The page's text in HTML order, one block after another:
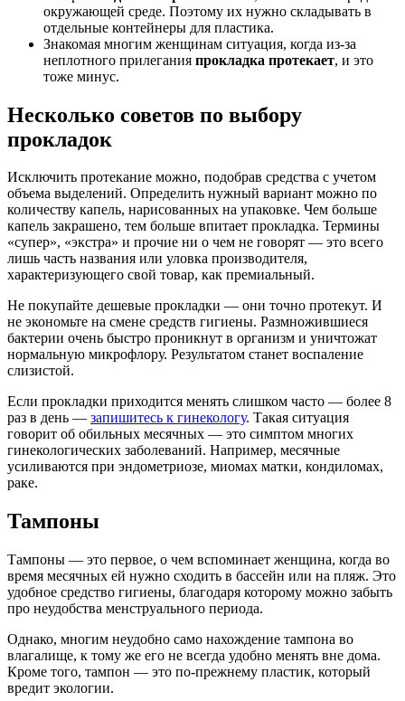
окружающей среде. Поэтому их нужно складывать в
отдельные контейнеры для пластика.
Знакомая многим женщинам ситуация, когда из-за
неплотного прилегания прокладка протекает, и это
тоже минус.
Несколько советов по выбору
прокладок
Исключить протекание можно, подобрав средства с учетом
объема выделений. Определить нужный вариант можно по
количеству капель, нарисованных на упаковке. Чем больше
капель закрашено, тем больше впитает прокладка. Термины
«супер», «экстра» и прочие ни о чем не говорят — это всего
лишь часть названия или уловка производителя,
характеризующего свой товар, как премиальный.
Не покупайте дешевые прокладки — они точно протекут. И
не экономьте на смене средств гигиены. Размножившиеся
бактерии очень быстро проникнут в организм и уничтожат
нормальную микрофлору. Результатом станет воспаление
слизистой.
Если прокладки приходится менять слишком часто — более 8
раз в день — запишитесь к гинекологу. Такая ситуация
говорит об обильных месячных — это симптом многих
гинекологических заболеваний. Например, месячные
усиливаются при эндометриозе, миомах матки, кондиломах,
раке.
Тампоны
Тампоны — это первое, о чем вспоминает женщина, когда во
время месячных ей нужно сходить в бассейн или на пляж. Это
удобное средство гигиены, благодаря которому можно забыть
про неудобства менструального периода.
Однако, многим неудобно само нахождение тампона во
влагалище, к тому же его не всегда удобно менять вне дома.
Кроме того, тампон — это по-прежнему пластик, который
вредит экологии.